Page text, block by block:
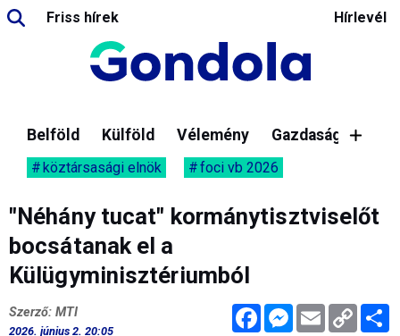
Friss hírek Hírlevél
Belföld Külföld Vélemény Gazdaság
köztársasági elnök foci vb 2026
"Néhány tucat" kormánytisztviselőt
bocsátanak el a
Külügyminisztériumból
FacebookMessenger
Email Copy
Link
Szerző: MTI
2026. június 2. 20:05